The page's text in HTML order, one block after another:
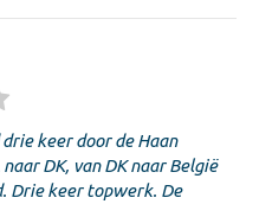
keer door de Haan
DK, van DK naar België
Drie keer topwerk. De